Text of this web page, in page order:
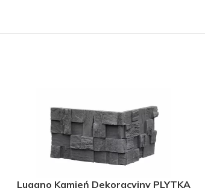
Lugano Kamień Dekoracyjny PLYTKA